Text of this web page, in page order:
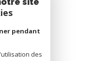
parpendant
des